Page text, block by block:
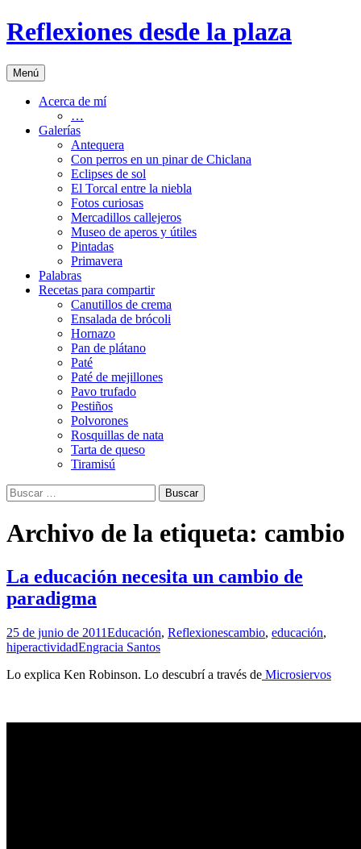
Saltar
al
Reflexiones desde la plaza
Menú
Acerca de mí
…
Galerías
Antequera
Con perros en un pinar de Chiclana
Eclipses de sol
El Torcal entre la niebla
Fotos curiosas
Mercadillos callejeros
Museo de aperos y útiles
Pintadas
Primavera
Palabras
Recetas para compartir
Canutillos de crema
Ensalada de brócoli
Hornazo
Pan de plátano
Paté
Paté de mejillones
Pavo trufado
Pestiños
Polvorones
Rosquillas de nata
Tarta de queso
Tiramisú
Buscar:
Archivo de la etiqueta: cambio
La educación necesita un cambio de
paradigma
25 de junio de 2011Educación, Reflexionescambio, educación,
hiperactividadEngracia Santos
Lo explica Ken Robinson. Lo descubrí a través de Microsiervos